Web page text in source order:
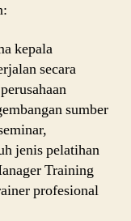
kepala
secara
sumber
jenis pelatihan
Training
profesional